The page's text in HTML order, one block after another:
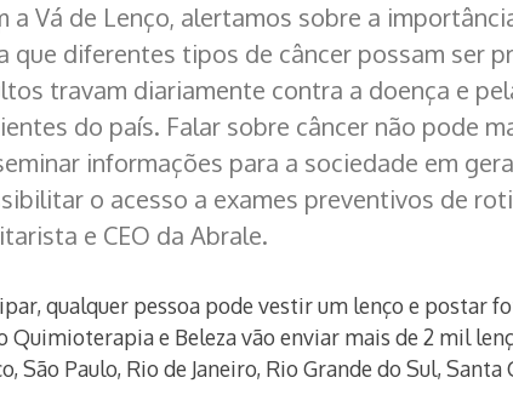
a Vá de Lenço, alertamos sobre a
que diferentes tipos de câncer possam ser
travam diariamente contra a doença e
do país. Falar sobre câncer não pode
informações para a sociedade em
o acesso a exames preventivos de
e CEO da Abrale.
qualquer pessoa pode vestir um lenço e postar
Quimioterapia e Beleza vão enviar mais de 2 mil
São Paulo, Rio de Janeiro, Rio Grande do Sul,